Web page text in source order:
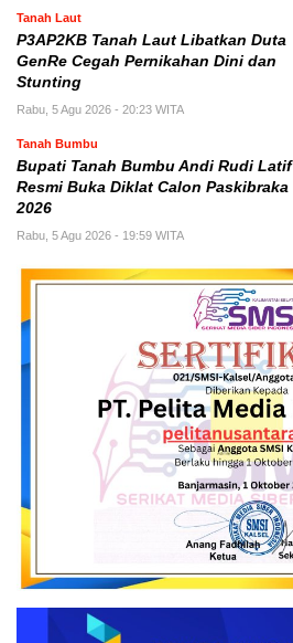
Tanah Laut
P3AP2KB Tanah Laut Libatkan Duta
GenRe Cegah Pernikahan Dini dan
Stunting
Rabu, 5 Agu 2026 - 20:23 WITA
Tanah Bumbu
Bupati Tanah Bumbu Andi Rudi Latif
Resmi Buka Diklat Calon Paskibraka
2026
Rabu, 5 Agu 2026 - 19:59 WITA